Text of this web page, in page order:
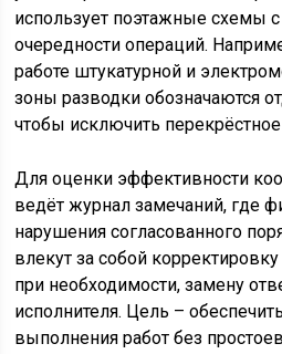
использует поэтажные схемы
очередности операций.
работе штукатурной и
зоны разводки обозначаются
чтобы исключить
Для оценки эффективности
ведёт журнал замечаний, где
нарушения согласованного
влекут за собой
при необходимости, замену
исполнителя. Цель –
выполнения работ без